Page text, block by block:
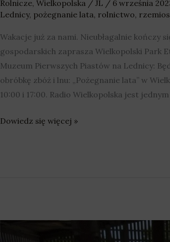
Rolnicze, Wielkopolska/ JL / 6 września
Lednicy, pożegnanie lata, rolnictwo,
Wakacje już za nami. Nieubłagalnie kończy
gospodarskich zaprasza Wielkopolski Park
Muzeum Pierwszych Piastów na Lednicy:
obróbkę zbóż i lnu: „Pożegnanie lata” w
10:00 i 17:00. Radio Wielkopolska jest
Dowiedz się więcej »